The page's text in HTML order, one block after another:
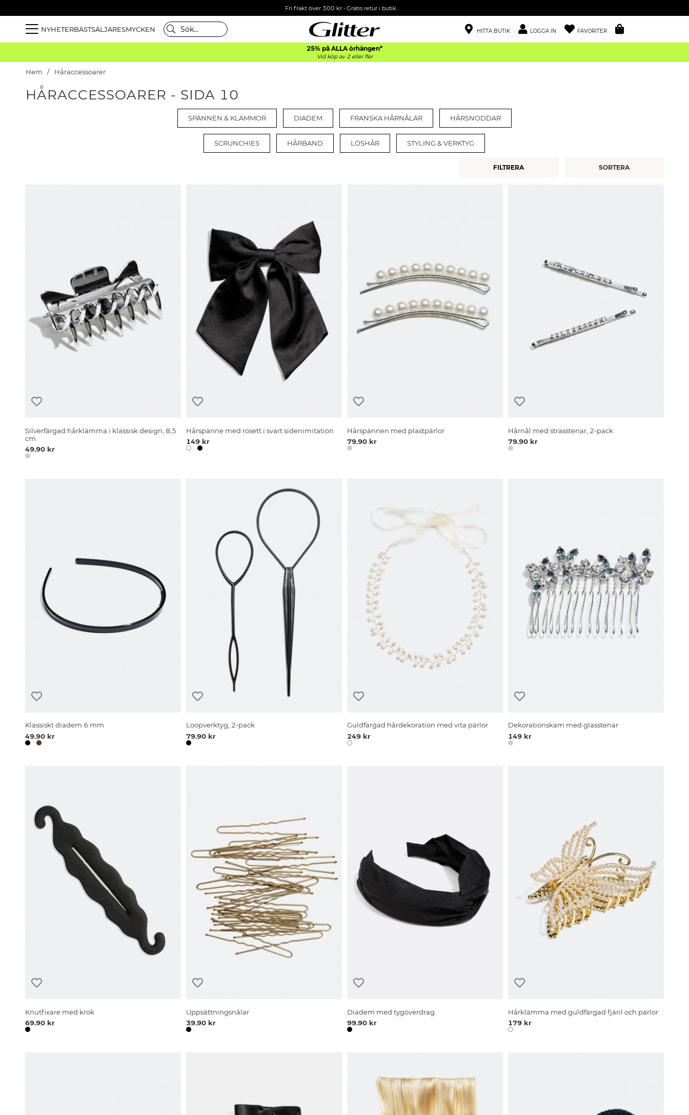
Fri frakt över 300 kr• Gratis retur i butik
NYHETERBÄSTSÄLJARESMYCKEN HITTA BUTIK LOGGA IN FAVORITER
25% på ALLA örhängen*
Vid köp av 2 eller fler
Hem Håraccessoarer
HÅRACCESSOARER - SIDA 10
SPÄNNEN & KLÄMMOR DIADEM FRANSKA HÅRNÅLAR HÅRSNODDAR
SCRUNCHIES HÅRBAND LÖSHÅR STYLING & VERKTYG
FILTRERA
Silverfärgad hårklämma i klassisk design, 8,5
cm
49.90 kr
Hårspänne med rosett i svart sidenimitation
149 kr
Hårspännen med plastpärlor
79.90 kr
Hårnål med strasstenar, 2-pack
79.90 kr
Klassiskt diadem 6 mm
49.90 kr
Loopverktyg, 2-pack
79.90 kr
Guldfärgad hårdekoration med vita pärlor
249 kr
Dekorationskam med glasstenar
149 kr
Knutfixare med krok
69.90 kr
Uppsättningsnålar
39.90 kr
Diadem med tygöverdrag
99.90 kr
Hårklämma med guldfärgad fjäril och pärlor
179 kr